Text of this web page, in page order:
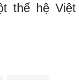
thế hệ Việt